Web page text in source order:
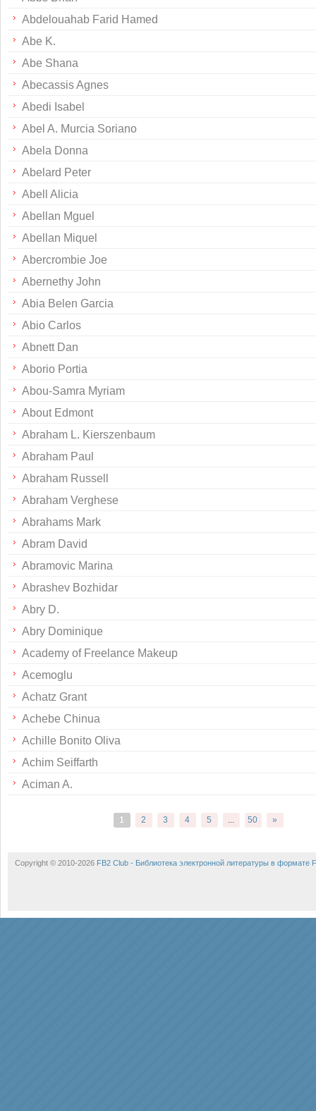
Abdelouahab Farid Hamed
Abe K.
Abe Shana
Abecassis Agnes
Abedi Isabel
Abel A. Murcia Soriano
Abela Donna
Abelard Peter
Abell Alicia
Abellan Mguel
Abellan Miquel
Abercrombie Joe
Abernethy John
Abia Belen Garcia
Abio Carlos
Abnett Dan
Aborio Portia
Abou-Samra Myriam
About Edmont
Abraham L. Kierszenbaum
Abraham Paul
Abraham Russell
Abraham Verghese
Abrahams Mark
Abram David
Abramovic Marina
Abrashev Bozhidar
Abry D.
Abry Dominique
Academy of Freelance Makeup
Acemoglu
Achatz Grant
Achebe Chinua
Achille Bonito Oliva
Achim Seiffarth
Aciman A.
1 2 3 4 5 ... 50 »
Copyright © 2010-2026 FB2 Club - Библиотека электронной литературы в формате